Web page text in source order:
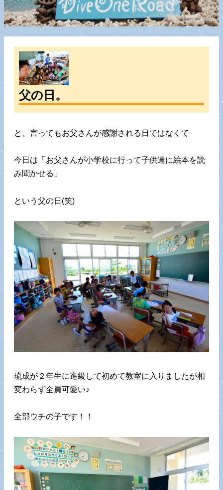
父の日。
と、言ってもお父さんが感謝される日ではなくて
今日は「お父さんが小学校に行って子供達に絵本を読
み聞かせる」
という父の日(笑)
琉成が２年生に進級して初めて教室に入りましたが相
変わらず全員可愛い♪
全部ウチの子です！！